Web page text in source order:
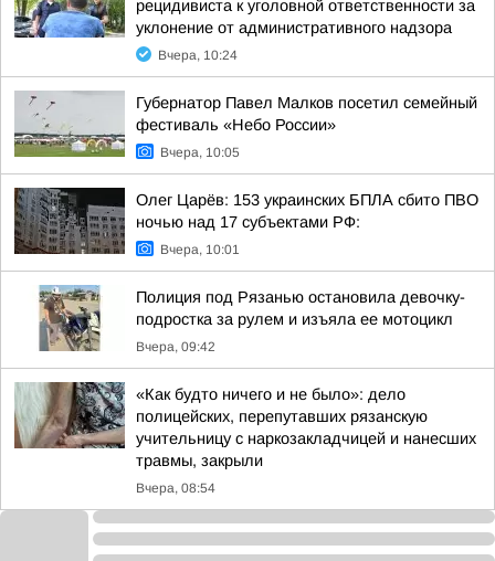
рецидивиста к уголовной ответственности за
уклонение от административного надзора
Вчера, 10:24
Губернатор Павел Малков посетил семейный
фестиваль «Небо России»
Вчера, 10:05
Олег Царёв: 153 украинских БПЛА сбито ПВО
ночью над 17 субъектами РФ:
Вчера, 10:01
Полиция под Рязанью остановила девочку-
подростка за рулем и изъяла ее мотоцикл
Вчера, 09:42
«Как будто ничего и не было»: дело
полицейских, перепутавших рязанскую
учительницу с наркозакладчицей и нанесших
травмы, закрыли
Вчера, 08:54